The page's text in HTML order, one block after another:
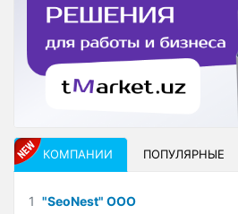
КОМПАНИИ ПОПУЛЯРНЫЕ
1 "SeoNest" ООО